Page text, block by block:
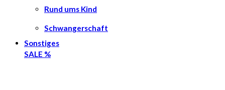
Rund ums Kind
Schwangerschaft
Sonstiges
SALE %